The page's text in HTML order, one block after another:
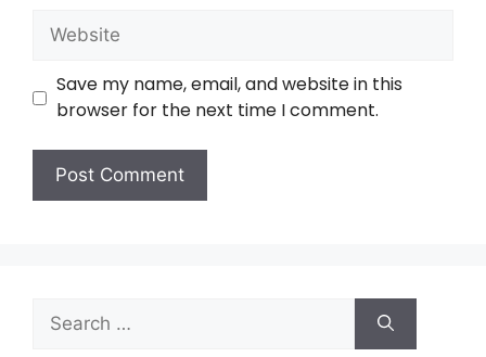
Save my name, email, and website in this
browser for the next time I comment.